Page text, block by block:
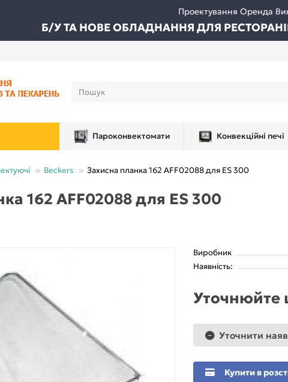
Проектування Оренда
Б/У ТА НОВЕ ОБЛАДНАННЯ ДЛЯ
Пароконвектомати Конвекційні печі
Beckers Захисна планка 162 AFF02088 для ES 300
162 AFF02088 для ES 300
Виробник
Наявність:
Уточнюйте
Уточнити
Купити в